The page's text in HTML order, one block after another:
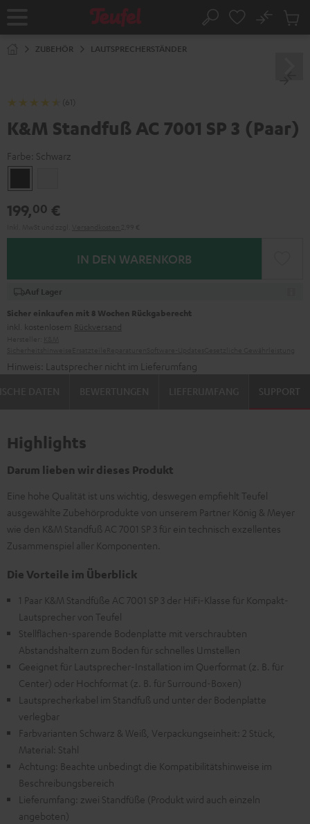
Startseite Suche
No
ZUBEHÖR LAUTSPRECHERSTÄNDER
(61)
K&M Standfuß AC 7001 SP 3 (Paar)
Farbe: Schwarz
199,00 €
IN DEN WARENKORB
Auf Lager
Sicher einkaufen mit 8 Wochen Rückgaberecht
inkl. kostenlosem Rückversand
Hinweis: Lautsprecher nicht im Lieferumfang
SUPPORT
Highlights
Darum lieben wir dieses Produkt
Eine hohe Qualität ist uns wichtig, deswegen empfiehlt Teufel
ausgewählte Zubehörprodukte von unserem Partner König & Meyer
wie den K&M Standfuß AC 7001 SP 3 für ein technisch exzellentes
Zusammenspiel aller Komponenten.
Die Vorteile im Überblick
1 Paar K&M Standfüße AC 7001 SP 3 der HiFi-Klasse für Kompakt-
Lautsprecher von Teufel
Stellflächen-sparende Bodenplatte mit verschraubten
Abstandshaltern zum Boden für schnelles Umstellen
Geeignet für Lautsprecher-Installation im Querformat (z. B. für
Center) oder Hochformat (z. B. für Surround-Boxen)
Lautsprecherkabel im Standfuß und unter der Bodenplatte
verlegbar
Farbvarianten Schwarz & Weiß, Verpackungseinheit: 2 Stück,
Material: Stahl
Achtung: Beachte unbedingt die Kompatibilitätshinweise im
Beschreibungsbereich
Lieferumfang: zwei Standfüße (Produkt wird auch einzeln
angeboten)